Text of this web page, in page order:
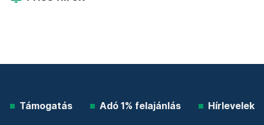
Támogatás Adó 1% felajánlás Hírlevelek